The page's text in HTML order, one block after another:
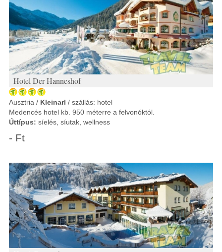
Hotel Der Hanneshof
Ausztria / Kleinarl / szállás: hotel
Medencés hotel kb. 950 méterre a felvonóktól.
Úttípus: síelés, síutak, wellness
- Ft